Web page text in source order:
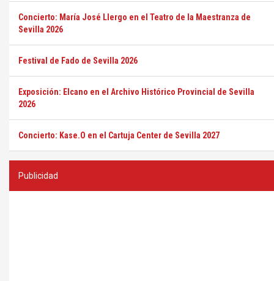
Concierto: María José Llergo en el Teatro de la Maestranza de
Sevilla 2026
Festival de Fado de Sevilla 2026
Exposición: Elcano en el Archivo Histórico Provincial de Sevilla
2026
Concierto: Kase.O en el Cartuja Center de Sevilla 2027
Publicidad